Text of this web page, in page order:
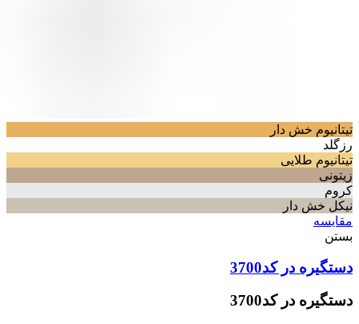
تیتانیوم خش دار
رزگلد
تیتانیوم طلایی
زیتونی
کروم
نیکل خش دار
مقایسه
بستن
دستگیره در کد3700
دستگیره در کد3700